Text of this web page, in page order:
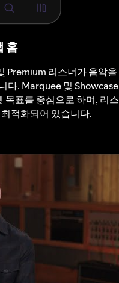
홈
Premium 리스너가 음악을
다. Marquee 및 Showcase
목표를 중심으로 하며, 리스
적화되어 있습니다.